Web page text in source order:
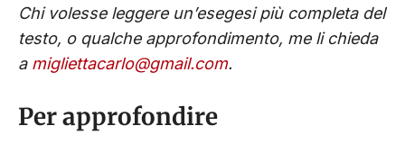
Chi volesse leggere un’esegesi più completa del
testo, o qualche approfondimento, me li chieda
a migliettacarlo@gmail.com.
Per approfondire